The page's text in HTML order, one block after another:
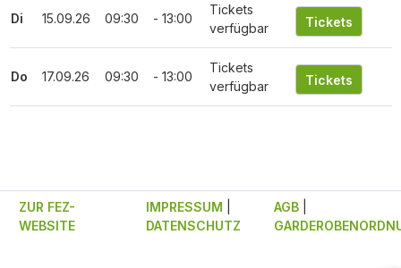
Di 15.09.26 09:30 - 13:00
Tickets
verfügbar
Do 17.09.26 09:30 - 13:00
Tickets
verfügbar
ZUR FEZ-
WEBSITE
IMPRESSUM
DATENSCHUTZ
AGB|